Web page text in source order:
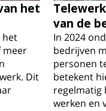
het
het
meer
Dit
van de
In 2024
bedrijven
personen
betekent
regelmatig
werken en